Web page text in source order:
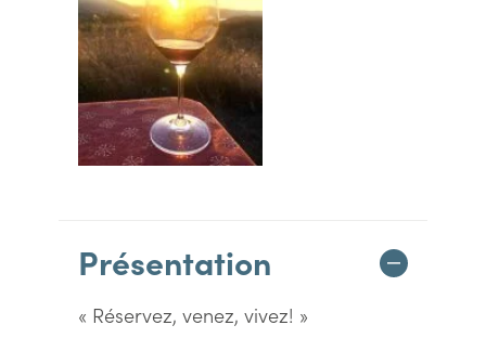
Présentation
« Réservez, venez, vivez! »